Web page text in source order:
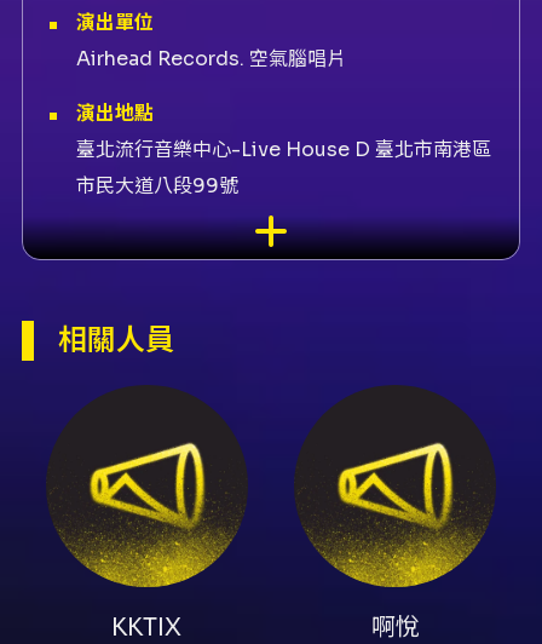
演出單位
Airhead Records. 空氣腦唱片
演出地點
臺北流行音樂中心-Live House D 臺北市南港區
市民大道八段99號
演出團隊
King 仔
內容簡介
《Jungle Friend》為香港/台灣組成的 Dream
Pop / Lo‑Fi 樂團 Science Noodles 的台北專
場，為《Pacific》專輯發行以來首次在香港以外
的巡演站，也是樂團時隔三年再度回到台北。活
動由 Airhead Records.（空氣腦唱片）主辦，
在 The Wall Live House 舉行。 樂團背景與近
期動向： - Science Noodles 成立於2016年，
成員來自香港與台灣。音樂風格被描述為 Indie
相關人員
KKTIX 啊悅